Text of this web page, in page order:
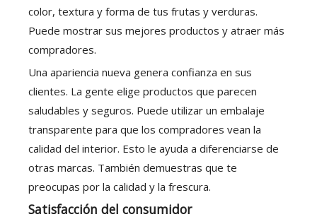
color, textura y forma de tus frutas y verduras.
Puede mostrar sus mejores productos y atraer más
compradores.
Una apariencia nueva genera confianza en sus
clientes. La gente elige productos que parecen
saludables y seguros. Puede utilizar un embalaje
transparente para que los compradores vean la
calidad del interior. Esto le ayuda a diferenciarse de
otras marcas. También demuestras que te
preocupas por la calidad y la frescura.
Satisfacción del consumidor